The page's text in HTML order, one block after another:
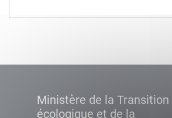
Ministère de la Transition
écologique et de la